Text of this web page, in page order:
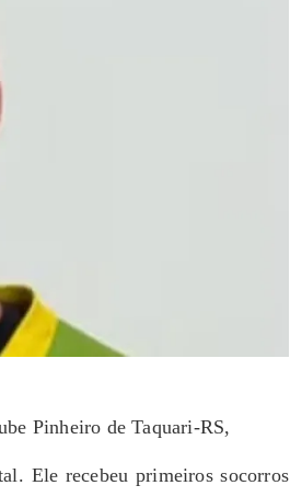
Pinheiro de Taquari-RS,
Ele recebeu primeiros socorros